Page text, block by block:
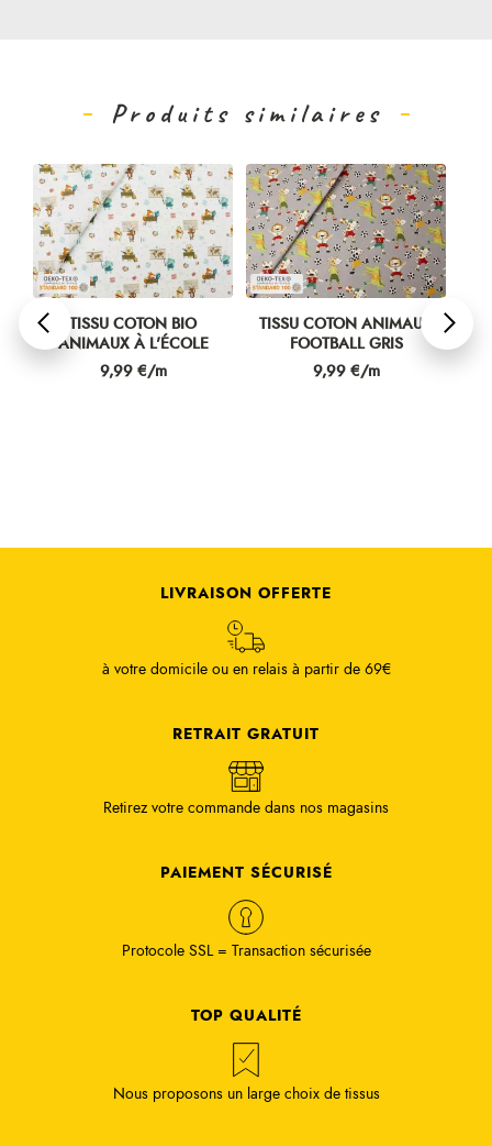
Produits similaires
TISSU COTON BIO
ANIMAUX À L'ÉCOLE
Prix
9,99 €/m
TISSU COTON ANIMAUX
FOOTBALL GRIS
Prix
9,99 €/m
LIVRAISON OFFERTE
à votre domicile ou en relais à partir de 69€
RETRAIT GRATUIT
Retirez votre commande dans nos magasins
PAIEMENT SÉCURISÉ
Protocole SSL = Transaction sécurisée
TOP QUALITÉ
Nous proposons un large choix de tissus